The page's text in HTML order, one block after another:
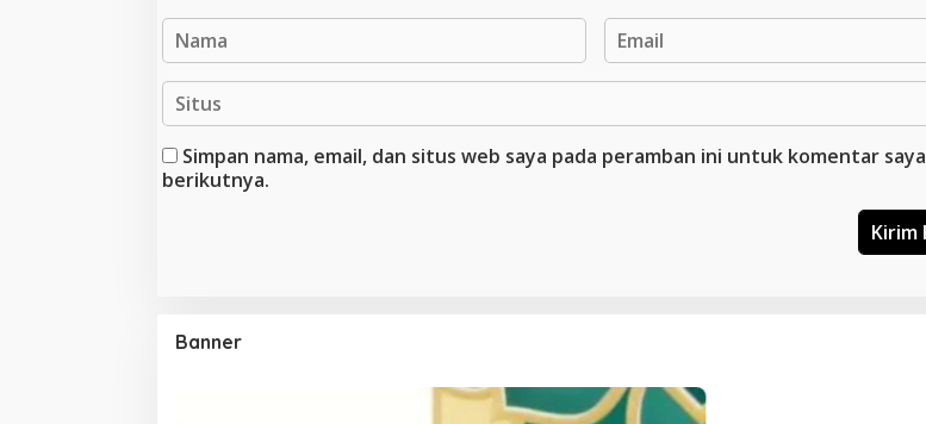
Simpan nama, email, dan situs web saya pada peramban ini untuk komentar saya
berikutnya.
Banner